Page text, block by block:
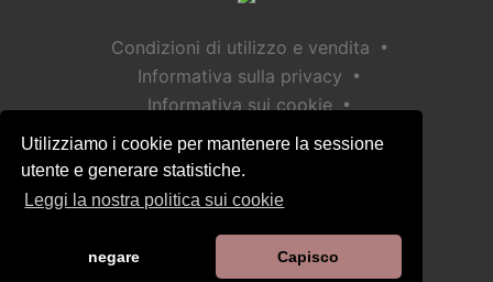
Utilizziamo i cookie per mantenere la sessione
utente e generare statistiche.
Leggi la nostra politica sui cookie
negare Capisco
Condizioni di utilizzo e vendita •
Informativa sulla privacy •
Informativa sui cookie •
Politica sulla sicurezza dei bambini
Aiuto / Contatto